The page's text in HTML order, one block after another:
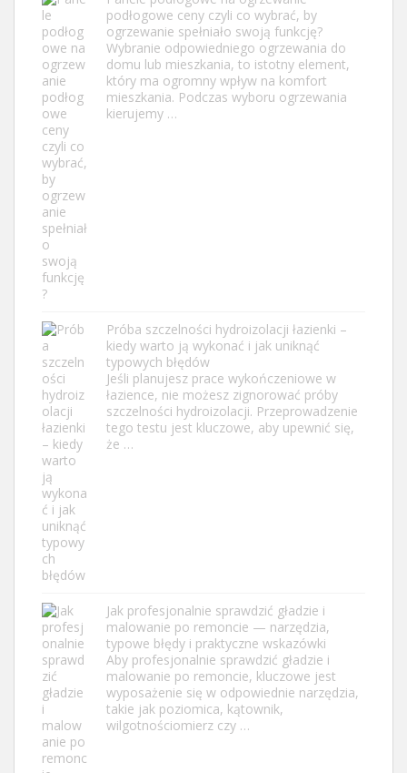
podłogowe ceny czyli co wybrać, by
ogrzewanie spełniało swoją funkcję?
Wybranie odpowiedniego ogrzewania do
domu lub mieszkania, to istotny element,
który ma ogromny wpływ na komfort
mieszkania. Podczas wyboru ogrzewania
kierujemy …
Próba szczelności hydroizolacji łazienki –
kiedy warto ją wykonać i jak uniknąć
typowych błędów
Jeśli planujesz prace wykończeniowe w
łazience, nie możesz zignorować próby
szczelności hydroizolacji. Przeprowadzenie
tego testu jest kluczowe, aby upewnić się,
że …
Jak profesjonalnie sprawdzić gładzie i
malowanie po remoncie — narzędzia,
typowe błędy i praktyczne wskazówki
Aby profesjonalnie sprawdzić gładzie i
malowanie po remoncie, kluczowe jest
wyposażenie się w odpowiednie narzędzia,
takie jak poziomica, kątownik,
wilgotnościomierz czy …